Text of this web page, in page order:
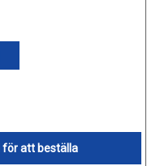
för att beställa